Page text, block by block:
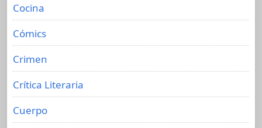
Cocina
Cómics
Crimen
Crítica Literaria
Cuerpo